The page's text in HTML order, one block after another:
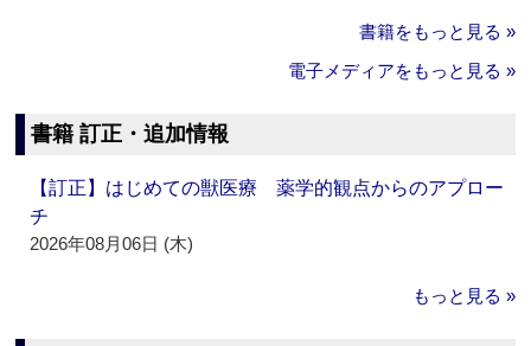
書籍をもっと見る »
電子メディアをもっと見る »
書籍 訂正・追加情報
【訂正】はじめての獣医療 薬学的観点からのアプロー
チ
2026年08月06日 (木)
もっと見る »